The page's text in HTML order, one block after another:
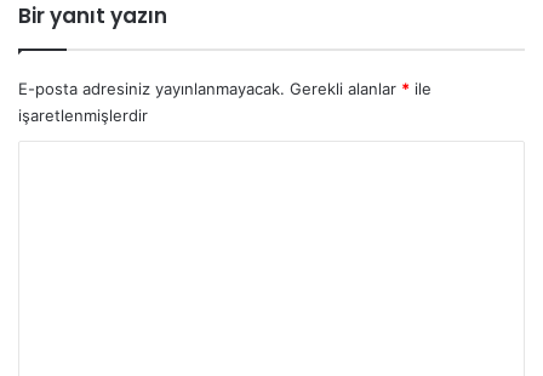
Bir yanıt yazın
E-posta adresiniz yayınlanmayacak. Gerekli alanlar * ile
işaretlenmişlerdir